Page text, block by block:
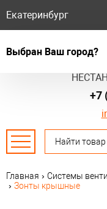
Екатеринбург
Выбран Ваш город?
+7
Главная › Системы
› Зонты крышные